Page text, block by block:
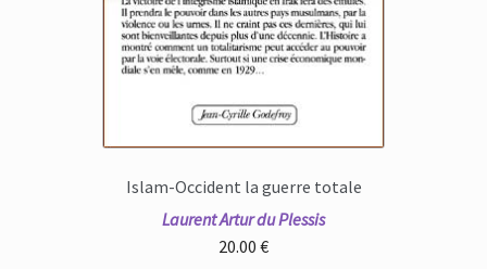
Islam-Occident la guerre totale
Laurent Artur du Plessis
20.00 €